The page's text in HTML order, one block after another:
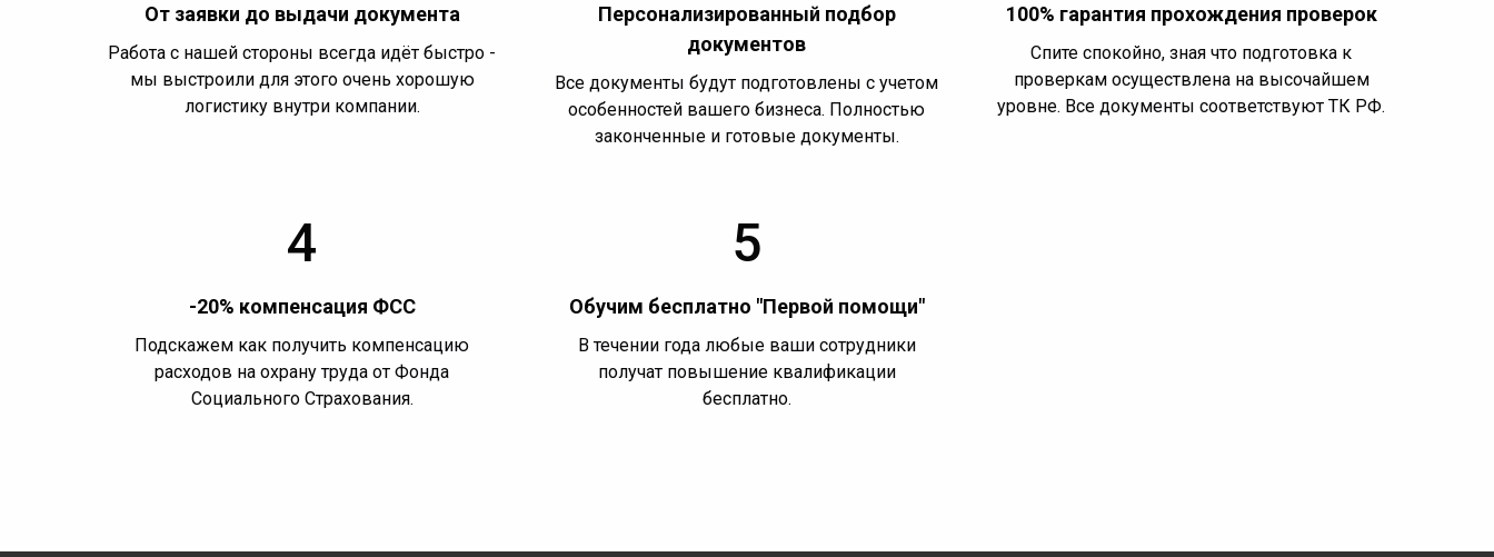
От заявки до выдачи документа
Работа с нашей стороны всегда идёт быстро -
мы выстроили для этого очень хорошую
логистику внутри компании.
Персонализированный подбор
документов
Все документы будут подготовлены с учетом
особенностей вашего бизнеса. Полностью
законченные и готовые документы.
100% гарантия прохождения проверок
Спите спокойно, зная что подготовка к
проверкам осуществлена на высочайшем
уровне. Все документы соответствуют ТК РФ.
4
-20% компенсация ФСС
Подскажем как получить компенсацию
расходов на охрану труда от Фонда
Социального Страхования.
5
Обучим бесплатно "Первой помощи"
В течении года любые ваши сотрудники
получат повышение квалификации
бесплатно.